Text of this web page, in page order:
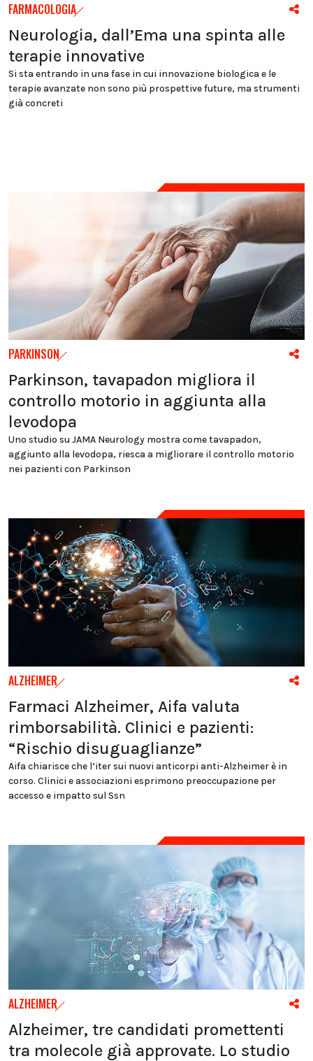
FARMACOLOGIA
Neurologia, dall’Ema una spinta alle
terapie innovative
Si sta entrando in una fase in cui innovazione biologica e le
terapie avanzate non sono più prospettive future, ma strumenti
già concreti
PARKINSON
Parkinson, tavapadon migliora il
controllo motorio in aggiunta alla
levodopa
Uno studio su JAMA Neurology mostra come tavapadon,
aggiunto alla levodopa, riesca a migliorare il controllo motorio
nei pazienti con Parkinson
ALZHEIMER
Farmaci Alzheimer, Aifa valuta
rimborsabilità. Clinici e pazienti:
“Rischio disuguaglianze”
Aifa chiarisce che l’iter sui nuovi anticorpi anti-Alzheimer è in
corso. Clinici e associazioni esprimono preoccupazione per
accesso e impatto sul Ssn
ALZHEIMER
Alzheimer, tre candidati promettenti
tra molecole già approvate. Lo studio